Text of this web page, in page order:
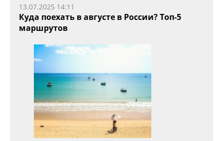
13.07.2025 14:11
Куда поехать в августе в России? Топ-5
маршрутов